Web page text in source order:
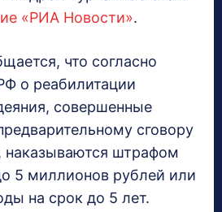
«РИА Новости».
что согласно
о реабилитации
совершенные
сговору
наказываются штрафом
5 миллионов рублей или
на срок до 5 лет.